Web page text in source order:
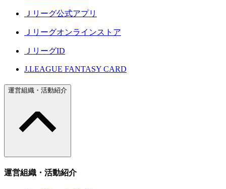
Ｊリーグ公式アプリ
Ｊリーグオンラインストア
ＪリーグID
J.LEAGUE FANTASY CARD
運営組織・活動紹介
運営組織・活動紹介